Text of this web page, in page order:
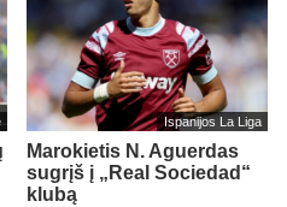
Ispanijos La Liga
Marokietis N. Aguerdas
sugrįš į „Real Sociedad“
klubą